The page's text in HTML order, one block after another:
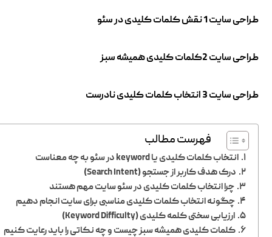
طراحی سایت 1 نقش کلمات کلیدی در سئو
طراحی سایت 2کلمات کلیدی همیشه سبز
طراحی سایت 3 انتخاب کلمات کلیدی نادرست
فهرست مطالب
انتخاب کلمات کلیدی یا keyword در سئو به چه معناست
درک هدف کاربر از جستجو (Search Intent)
چرا انتخاب کلمات کلیدی در سئو سایت مهم هستند
چگونه انتخاب کلمات کلیدی مناسبی برای سایت انجام دهیم
ارزیابی سختی کلمه کلیدی (Keyword Difficulty)
کلمات کلیدی همیشه سبز چیست و چه نکاتی را باید رعایت کنیم